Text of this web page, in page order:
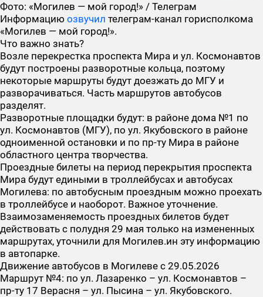
Фото: «Могилев — мой город!» / Телеграм
Информацию озвучил телеграм-канал горисполкома
«Могилев — мой город!».
Что важно знать?
Возле перекрестка проспекта Мира и ул. Космонавтов
будут построены разворотные кольца, поэтому
некоторые маршруты будут доезжать до МГУ и
разворачиваться. Часть маршрутов автобусов
разделят.
Разворотные площадки будут: в районе дома №1 по
ул. Космонавтов (МГУ), по ул. Якубовского в районе
одноименной остановки и по пр-ту Мира в районе
областного центра творчества.
Проездные билеты на период перекрытия проспекта
Мира будут едиными в троллейбусах и автобусах
Могилева: по автобусным проездным можно проехать
в троллейбусе и наоборот. Важное уточнение.
Взаимозаменяемость проездных билетов будет
действовать с полудня 29 мая только на измененных
маршрутах, уточнили для Могилев.ин эту информацию
в автопарке.
Движение автобусов в Могилеве с 29.05.2026
Маршрут №4: по ул. Лазаренко – ул. Космонавтов –
пр-ту 17 Верасня – ул. Пысина – ул. Якубовского.